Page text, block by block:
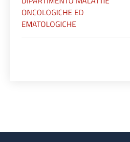
ONCOLOGICHE ED
EMATOLOGICHE